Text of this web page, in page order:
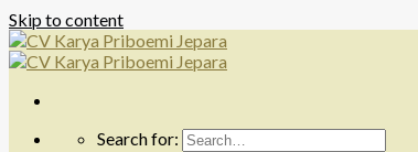
Skip to content
Search for: